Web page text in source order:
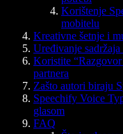
Korištenje
mobitelu
Kreativne šetnje i
Uređivanje
Koristite
partnera
Zašto autori biraju
Speechify Voice
glasom
FAQ